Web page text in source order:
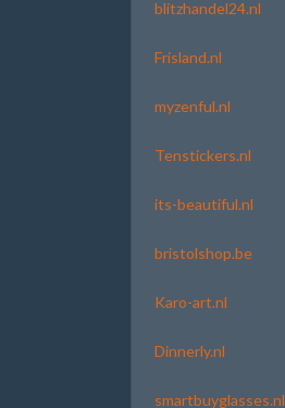
blitzhandel24.nl
Frisland.nl
myzenful.nl
Tenstickers.nl
its-beautiful.nl
bristolshop.be
Karo-art.nl
Dinnerly.nl
smartbuyglasses.nl